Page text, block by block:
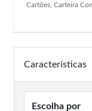
Cartões, Carteira
Características
Escolha por